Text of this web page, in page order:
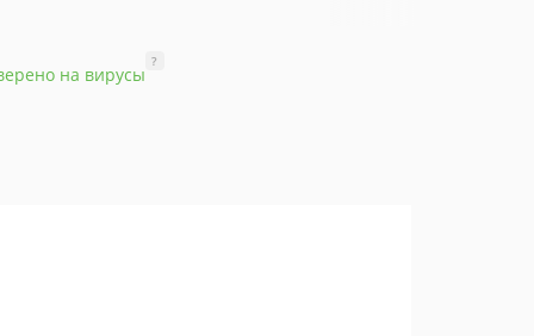
на вирусы
?